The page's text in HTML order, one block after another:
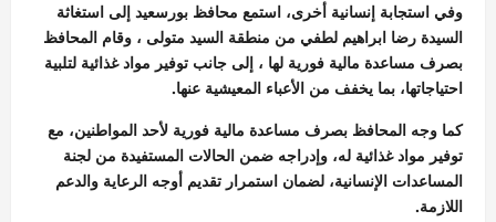
وفي استجابة إنسانية أخرى، استمع محافظ بورسعيد إلى استغاثة
السيدة رضا ابراهيم لطفي من منطقة السيد متولى ، وقام المحافظ
بصرف مساعدة مالية فورية لها ، إلى جانب توفير مواد غذائية لتلبية
احتياجاتها، بما يخفف من الأعباء المعيشية عنها.
كما وجه المحافظ بصرف مساعدة مالية فورية لأحد المواطنين، مع
توفير مواد غذائية له، وإدراجه ضمن الحالات المستفيدة من لجنة
المساعدات الإنسانية، لضمان استمرار تقديم أوجه الرعاية والدعم
اللازمة.